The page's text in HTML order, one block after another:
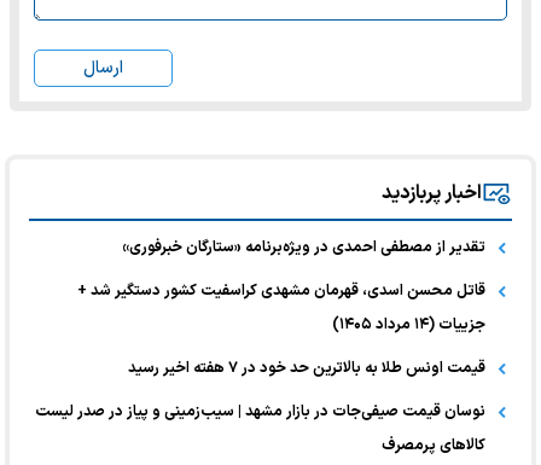
ارسال
اخبار پربازدید
تقدیر از مصطفی احمدی در ویژه‌برنامه «ستارگان خبرفوری»
قاتل محسن اسدی، قهرمان مشهدی کراسفیت کشور دستگیر شد +
جزییات (۱۴ مرداد ۱۴۰۵)
قیمت اونس طلا به بالاترین حد خود در ۷ هفته اخیر رسید
نوسان قیمت صیفی‌جات در بازار مشهد | سیب‌زمینی و پیاز در صدر لیست
کالا‌های پرمصرف